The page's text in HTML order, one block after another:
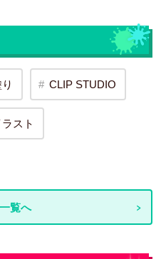
CLIP STUDIO
スト
覧へ